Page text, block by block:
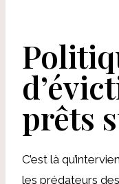
prêts
C’est là
les prédateurs